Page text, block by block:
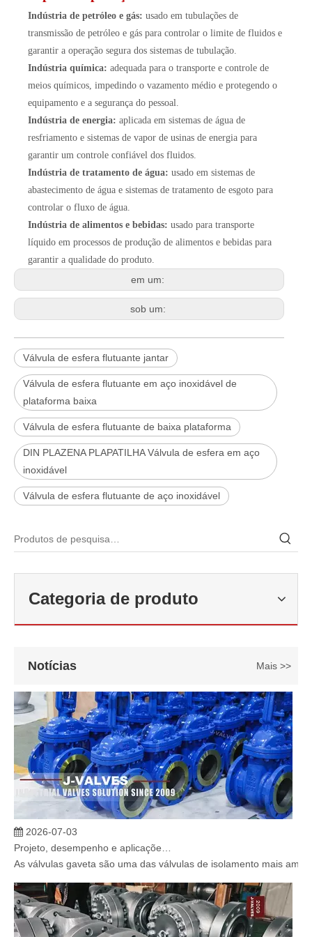
Indústria de petróleo e gás: usado em tubulações de
transmissão de petróleo e gás para controlar o limite de fluidos e
garantir a operação segura dos sistemas de tubulação.
Indústria química: adequada para o transporte e controle de
meios químicos, impedindo o vazamento médio e protegendo o
equipamento e a segurança do pessoal.
Indústria de energia: aplicada em sistemas de água de
resfriamento e sistemas de vapor de usinas de energia para
garantir um controle confiável dos fluidos.
Indústria de tratamento de água: usado em sistemas de
abastecimento de água e sistemas de tratamento de esgoto para
controlar o fluxo de água.
Indústria de alimentos e bebidas: usado para transporte
líquido em processos de produção de alimentos e bebidas para
garantir a qualidade do produto.
em um:
sob um:
Válvula de esfera flutuante jantar
Válvula de esfera flutuante em aço inoxidável de
plataforma baixa
Válvula de esfera flutuante de baixa plataforma
DIN PLAZENA PLAPATILHA Válvula de esfera em aço
inoxidável
Válvula de esfera flutuante de aço inoxidável
Categoria de produto
Notícias Mais >>
2026-06-22
J-VALVES fabrica válvula de esfera de alta temperatura em aço
As válvulas gaveta são uma das válvulas de isolamento mais